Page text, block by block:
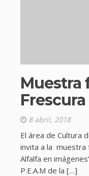
Muestra
8 abril, 2018
El área de Cultura
invita a la muestra
Alfalfa en
P.E.A.M de la […]